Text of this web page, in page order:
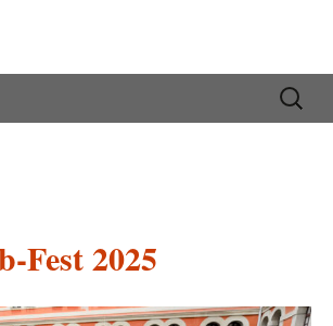
Suchen
nach:
Fest 2025